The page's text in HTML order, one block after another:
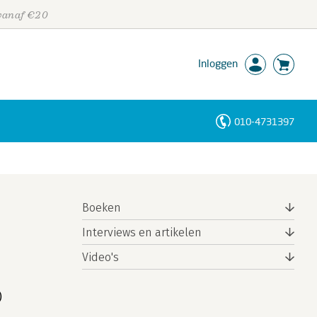
€20
Inloggen
010-4731397
Boeken
Interviews en artikelen
Video's
Personen